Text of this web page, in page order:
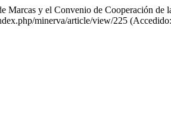
Marcas y el Convenio de Cooperación
minerva/article/view/225